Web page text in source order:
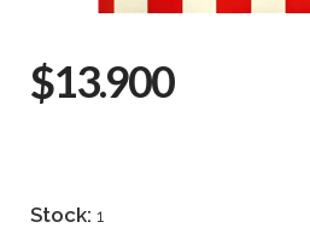
$13.900
Stock: 1